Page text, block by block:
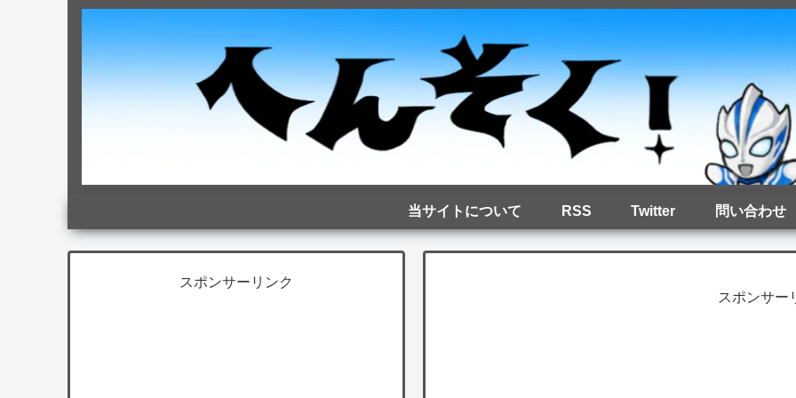
当サイトについて RSS Twitter 問い合わせ
スポンサー
スポンサーリンク